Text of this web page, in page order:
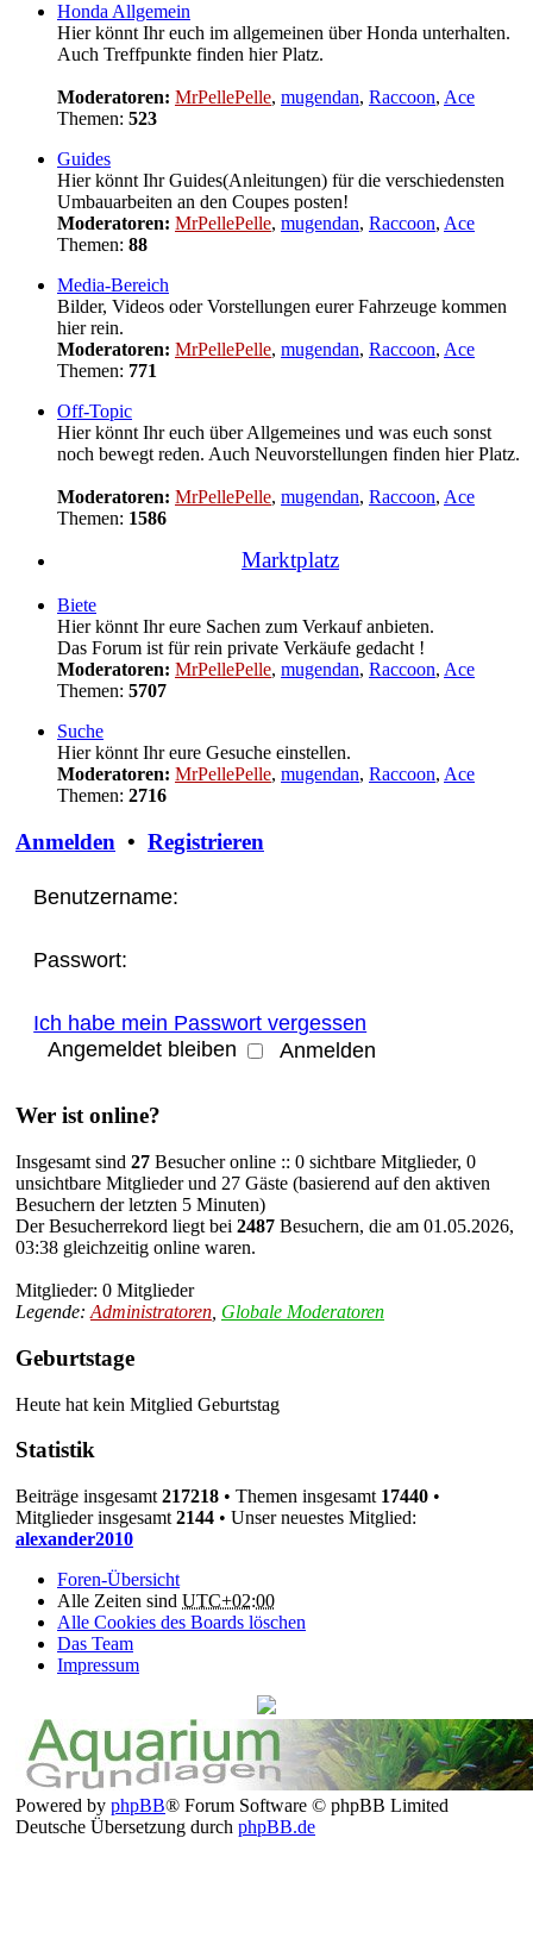
Honda Allgemein
Hier könnt Ihr euch im allgemeinen über Honda unterhalten.
Auch Treffpunkte finden hier Platz.
Moderatoren: MrPellePelle, mugendan, Raccoon, Ace
Themen: 523
Guides
Hier könnt Ihr Guides(Anleitungen) für die verschiedensten
Umbauarbeiten an den Coupes posten!
Moderatoren: MrPellePelle, mugendan, Raccoon, Ace
Themen: 88
Media-Bereich
Bilder, Videos oder Vorstellungen eurer Fahrzeuge kommen
hier rein.
Moderatoren: MrPellePelle, mugendan, Raccoon, Ace
Themen: 771
Off-Topic
Hier könnt Ihr euch über Allgemeines und was euch sonst
noch bewegt reden. Auch Neuvorstellungen finden hier Platz.
Moderatoren: MrPellePelle, mugendan, Raccoon, Ace
Themen: 1586
Marktplatz
Biete
Hier könnt Ihr eure Sachen zum Verkauf anbieten.
Das Forum ist für rein private Verkäufe gedacht !
Moderatoren: MrPellePelle, mugendan, Raccoon, Ace
Themen: 5707
Suche
Hier könnt Ihr eure Gesuche einstellen.
Moderatoren: MrPellePelle, mugendan, Raccoon, Ace
Themen: 2716
Anmelden • Registrieren
Benutzername:
Passwort:
Ich habe mein Passwort vergessen
Angemeldet bleiben
Wer ist online?
Insgesamt sind 27 Besucher online :: 0 sichtbare Mitglieder, 0
unsichtbare Mitglieder und 27 Gäste (basierend auf den aktiven
Besuchern der letzten 5 Minuten)
Der Besucherrekord liegt bei 2487 Besuchern, die am 01.05.2026,
03:38 gleichzeitig online waren.
Mitglieder: 0 Mitglieder
Legende: Administratoren Globale Moderatoren
Geburtstage
Heute hat kein Mitglied Geburtstag
Statistik
Beiträge insgesamt 217218 • Themen insgesamt 17440 •
Mitglieder insgesamt 2144 • Unser neuestes Mitglied:
alexander2010
Foren-Übersicht
Alle Zeiten sind UTC+02:00
Alle Cookies des Boards löschen
Das Team
Impressum
Powered by phpBB® Forum Software © phpBB Limited
Deutsche Übersetzung durch phpBB.de